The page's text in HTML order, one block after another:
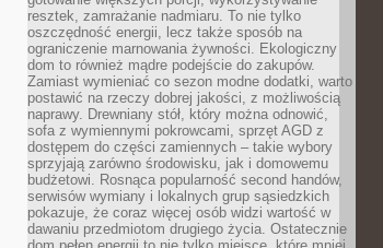
resztek, zamrażanie nadmiaru. To nie tylko
oszczędność energii, lecz także sposób na
ograniczenie marnowania żywności. Ekologiczny
dom to również mądre podejście do zakupów.
Zamiast wymieniać co sezon modne dodatki, warto
postawić na rzeczy dobrej jakości, z możliwością
naprawy. Drewniany stół, który można odnowić,
sofa z wymiennymi pokrowcami, sprzęt AGD z
dostępem do części zamiennych – takie wybory
sprzyjają zarówno środowisku, jak i domowemu
budżetowi. Rosnąca popularność second handów,
serwisów wymiany i lokalnych grup sąsiedzkich
pokazuje, że coraz więcej osób widzi wartość w
dawaniu przedmiotom drugiego życia. Ostatecznie